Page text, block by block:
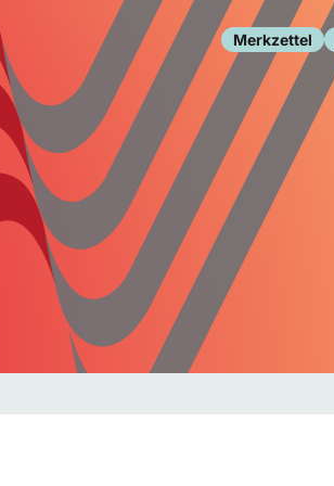
Merkzettel
Leben
Familie
Freizeit
Gesundheit
Internet
Gesellschaft
Forschung
Migration
Polizei